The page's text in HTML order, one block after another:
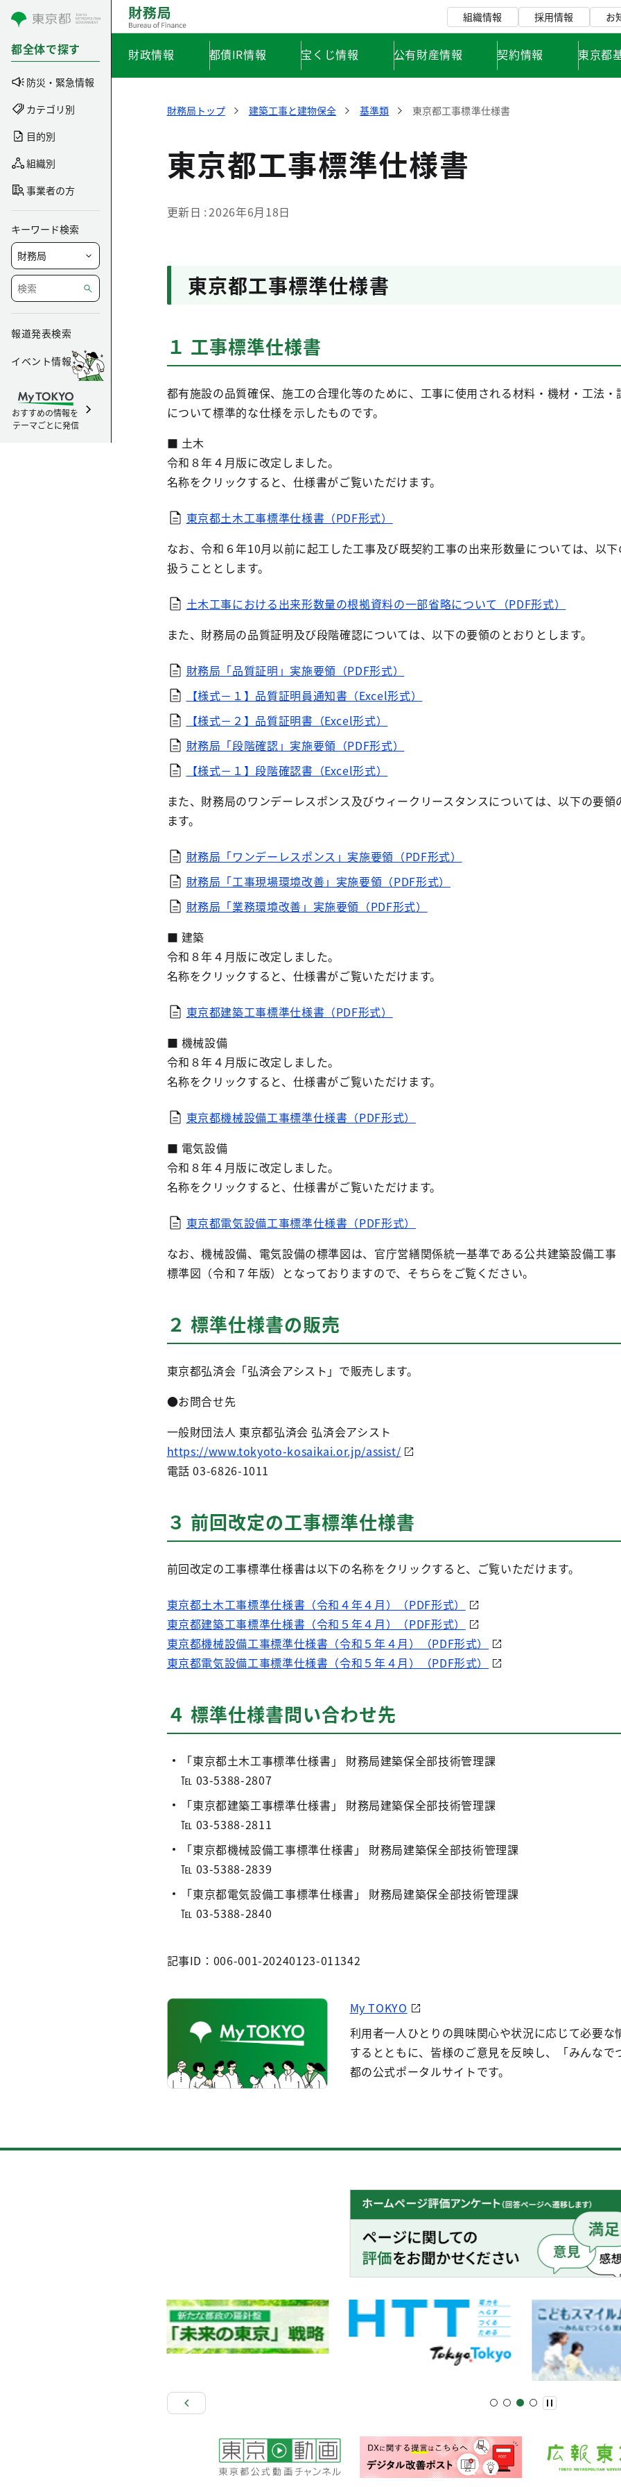
コンテンツにスキップ
都全体で探す
防災・緊急情報
カテゴリ別
目的別
組織別
事業者の方
キーワード検索
報道発表検索
イベント情報
おすすめの情報を
テーマごとに発信
組織情報 採用情報 お
財政情報 都債IR情報 宝くじ情報 公有財産情報 契約情報 東京都
財務局トップ 建築工事と建物保全 基準類 東京都工事標準仕様書
東京都工事標準仕様書
更新日 2026年6月18日
東京都工事標準仕様書
１ 工事標準仕様書
都有施設の品質確保、施工の合理化等のために、工事に使用される材料・機材・工法・
について標準的な仕様を示したものです。
■ 土木
令和８年４月版に改定しました。
名称をクリックすると、仕様書がご覧いただけます。
東京都土木工事標準仕様書（PDF形式）
なお、令和６年10月以前に起工した工事及び既契約工事の出来形数量については、以下
扱うこととします。
土木工事における出来形数量の根拠資料の一部省略について（PDF形式）
また、財務局の品質証明及び段階確認については、以下の要領のとおりとします。
財務局「品質証明」実施要領（PDF形式）
【様式－１】品質証明員通知書（Excel形式）
【様式－２】品質証明書（Excel形式）
財務局「段階確認」実施要領（PDF形式）
【様式－１】段階確認書（Excel形式）
また、財務局のワンデーレスポンス及びウィークリースタンスについては、以下の要領
ます。
財務局「ワンデーレスポンス」実施要領（PDF形式）
財務局「工事現場環境改善」実施要領（PDF形式）
財務局「業務環境改善」実施要領（PDF形式）
■ 建築
令和８年４月版に改定しました。
名称をクリックすると、仕様書がご覧いただけます。
東京都建築工事標準仕様書（PDF形式）
■ 機械設備
令和８年４月版に改定しました。
名称をクリックすると、仕様書がご覧いただけます。
東京都機械設備工事標準仕様書（PDF形式）
■ 電気設備
令和８年４月版に改定しました。
名称をクリックすると、仕様書がご覧いただけます。
東京都電気設備工事標準仕様書（PDF形式）
なお、機械設備、電気設備の標準図は、官庁営繕関係統一基準である公共建築設備工事
標準図（令和７年版）となっておりますので、そちらをご覧ください。
２ 標準仕様書の販売
東京都弘済会「弘済会アシスト」で販売します。
●お問合せ先
一般財団法人 東京都弘済会 弘済会アシスト
https://www.tokyoto-kosaikai.or.jp/assist/
電話 03-6826-1011
３ 前回改定の工事標準仕様書
前回改定の工事標準仕様書は以下の名称をクリックすると、ご覧いただけます。
東京都土木工事標準仕様書（令和４年４月）（PDF形式）
東京都建築工事標準仕様書（令和５年４月）（PDF形式）
東京都機械設備工事標準仕様書（令和５年４月）（PDF形式）
東京都電気設備工事標準仕様書（令和５年４月）（PDF形式）
４ 標準仕様書問い合わせ先
「東京都土木工事標準仕様書」 財務局建築保全部技術管理課
℡ 03-5388-2807
「東京都建築工事標準仕様書」 財務局建築保全部技術管理課
℡ 03-5388-2811
「東京都機械設備工事標準仕様書」 財務局建築保全部技術管理課
℡ 03-5388-2839
「東京都電気設備工事標準仕様書」 財務局建築保全部技術管理課
℡ 03-5388-2840
記事ID：006-001-20240123-011342
My TOKYO
利用者一人ひとりの興味関心や状況に応じて必要な
するとともに、皆様のご意見を反映し、「みんなで
都の公式ポータルサイトです。